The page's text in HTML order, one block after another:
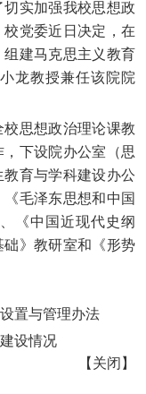
实加强我校思想政
党委近日决定，在
建马克思主义教育
龙教授兼任该院院
思想政治理论课教
下设院办公室（思
育与学科建设办公
毛泽东思想和中国
《中国近现代史纲
》教研室和《形势
置与管理办法
设情况
【 关闭 】